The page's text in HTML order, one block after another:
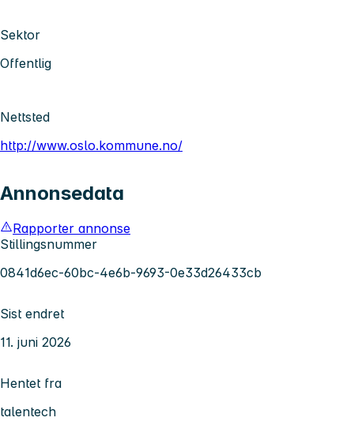
Sektor
Offentlig
Nettsted
http://www.oslo.kommune.no/
Annonsedata
Rapporter annonse
Stillingsnummer
0841d6ec-60bc-4e6b-9693-0e33d26433cb
Sist endret
11. juni 2026
Hentet fra
talentech